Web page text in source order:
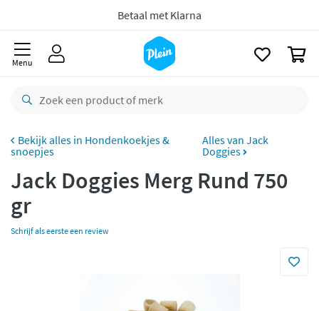
Gratisretourneren
8,8/10
CO2 neutraal
Betaal met Klarna
Menu
Hondenkoekjes &
snoepjes
Alles van Jack
Doggies
Jack Doggies Merg Rund 750
gr
Schrijf als eerste een review